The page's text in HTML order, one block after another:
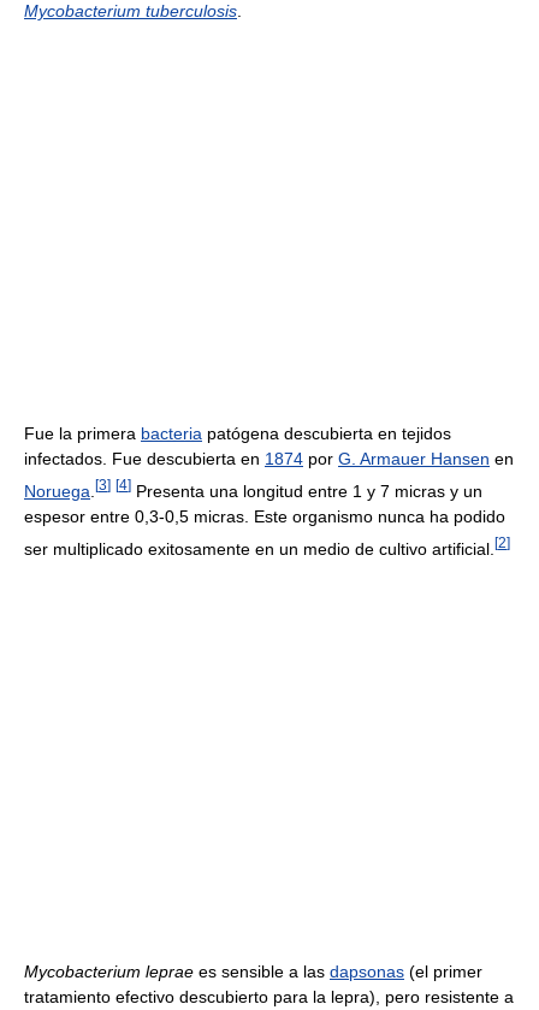
Mycobacterium tuberculosis.
Fue la primera bacteria patógena descubierta en tejidos
infectados. Fue descubierta en 1874 por G. Armauer Hansen en
Noruega [3] [4] Presenta una longitud entre 1 y 7 micras y un
espesor entre 0,3-0,5 micras. Este organismo nunca ha podido
ser multiplicado exitosamente en un medio de cultivo artificial. [2]
Mycobacterium leprae es sensible a las dapsonas (el primer
tratamiento efectivo descubierto para la lepra), pero resistente a